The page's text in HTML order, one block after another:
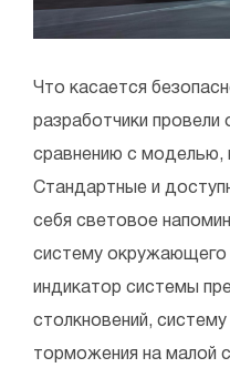
Что касается
разработчики провели
сравнению с моделью,
Стандартные и
себя световое
систему окружающего
индикатор системы
столкновений,
торможения на малой